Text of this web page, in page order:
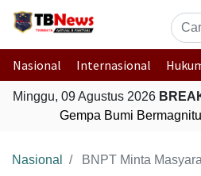
Nasional Internasional
Minggu, 09 Agustus 2026
Gempa Bumi
Nasional BNPT Minta Masyarakat Tak